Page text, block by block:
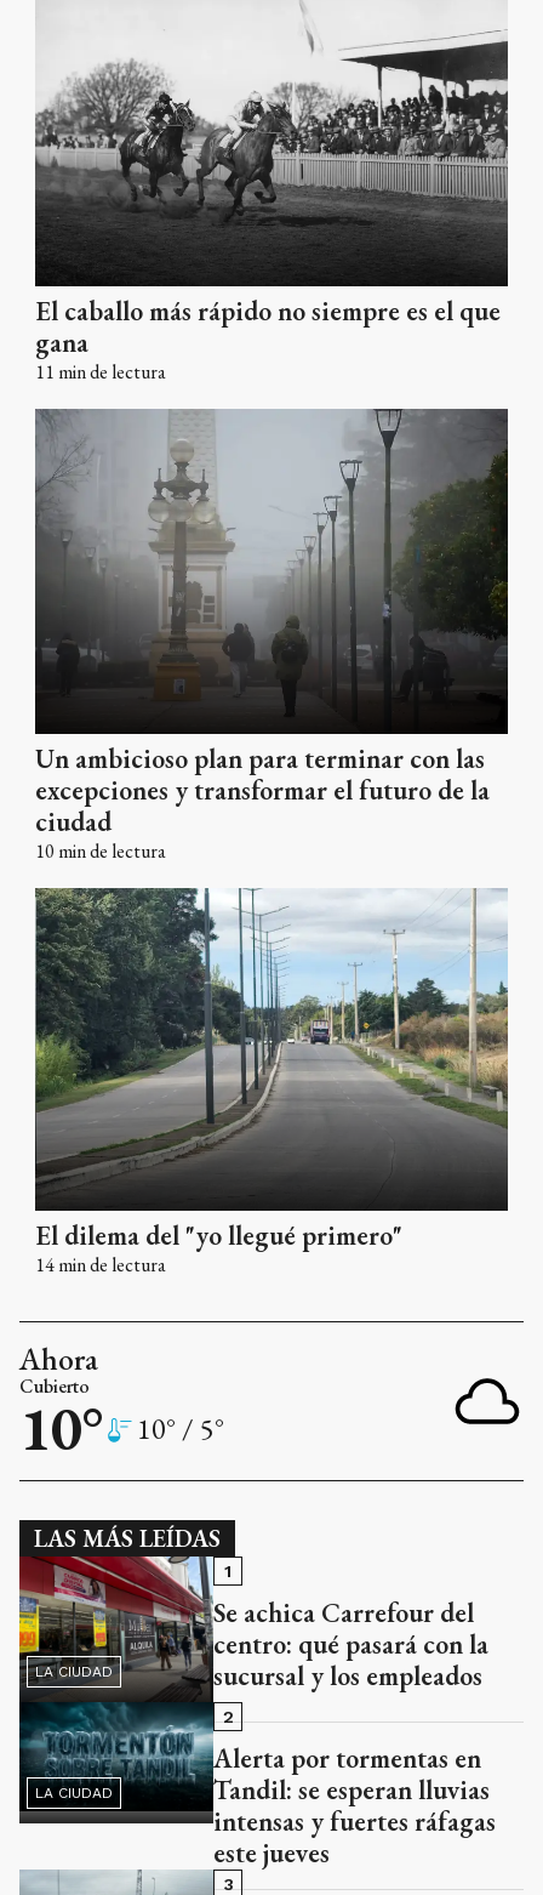
El caballo más rápido no siempre es el que
gana
11 min de lectura
Un ambicioso plan para terminar con las
excepciones y transformar el futuro de la
ciudad
10 min de lectura
El dilema del "yo llegué primero"
14min de lectura
Ahora
Cubierto
10° 10° / 5°
LAS MÁS LEÍDAS
LA CIUDAD
1
Se achica Carrefour del
centro: qué pasará con la
sucursal y los empleados
LA CIUDAD
2
Alerta por tormentas en
Tandil: se esperan lluvias
intensas y fuertes ráfagas
este jueves
3